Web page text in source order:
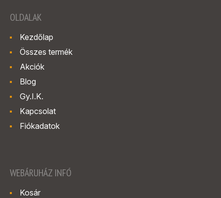
OLDALAK
Kezdőlap
Összes termék
Akciók
Blog
Gy.I.K.
Kapcsolat
Fiókadatok
WEBÁRUHÁZ INFÓ
Kosár